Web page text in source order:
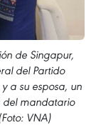
de Singapur,
del Partido
a su esposa, un
del mandatario
VNA)